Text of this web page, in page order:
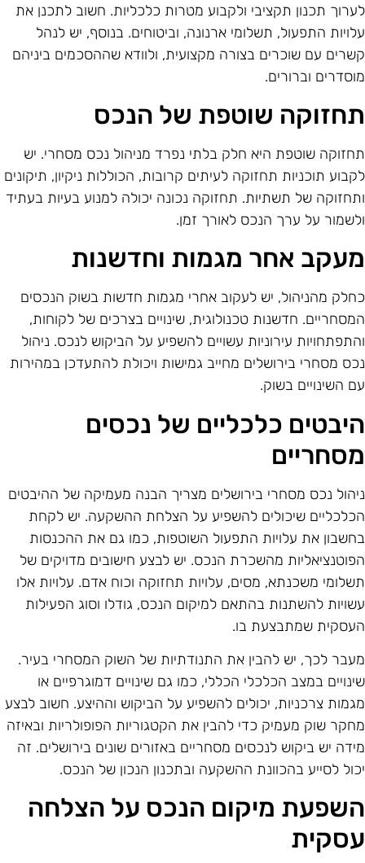
תכנון תקציבי ולקבוע מטרות כלכליות. חשוב לתכנן את
התפעול, תשלומי ארנונה, וביטוחים. בנוסף, יש לנהל
עם שוכרים בצורה מקצועית, ולוודא שההסכמים ביניהם
וברורים.
שוטפת של הנכס
שוטפת היא חלק בלתי נפרד מניהול נכס מסחרי. יש
תוכניות תחזוקה לעיתים קרובות, הכוללות ניקיון, תיקונים
של תשתיות. תחזוקה נכונה יכולה למנוע בעיות בעתיד
על ערך הנכס לאורך זמן.
אחר מגמות וחדשנות
מהניהול, יש לעקוב אחרי מגמות חדשות בשוק הנכסים
חדשנות טכנולוגית, שינויים בצרכים של לקוחות,
עירוניות עשויים להשפיע על הביקוש לנכס. ניהול
מסחרי בירושלים מחייב גמישות ויכולת להתעדכן במהירות
השינויים בשוק.
כלכליים של נכסים
נכס מסחרי בירושלים מצריך הבנה מעמיקה של ההיבטים
שיכולים להשפיע על הצלחת ההשקעה. יש לקחת
את עלויות התפעול השוטפות, כמו גם את ההכנסות
מהשכרת הנכס. יש לבצע חישובים מדויקים של
משכנתא, מסים, עלויות תחזוקה וכוח אדם. עלויות אלו
להשתנות בהתאם למיקום הנכס, גודלו וסוג הפעילות
שמתבצעת בו.
לכך, יש להבין את התנודתיות של השוק המסחרי בעיר.
במצב הכלכלי הכללי, כמו גם שינויים דמוגרפיים או
צרכניות, יכולים להשפיע על הביקוש וההיצע. חשוב לבצע
שוק מעמיק כדי להבין את הקטגוריות הפופולריות ובאיזה
יש ביקוש לנכסים מסחריים באזורים שונים בירושלים. זה
לסייע בהכוונת ההשקעה ובתכנון הנכון של הנכס.
מיקום הנכס על הצלחה